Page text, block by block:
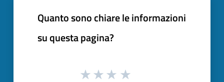
Quanto sono chiare le informazioni
su questa pagina?